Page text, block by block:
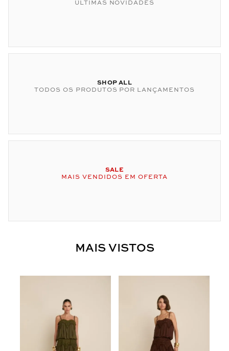
ÚLTIMAS NOVIDADES
SHOP ALL
TODOS OS PRODUTOS POR LANÇAMENTOS
SALE
MAIS VENDIDOS EM OFERTA
MAIS VISTOS